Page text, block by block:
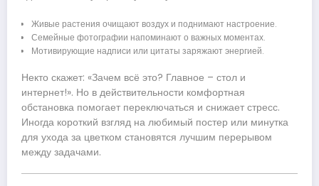
Живые растения очищают воздух и поднимают настроение.
Семейные фотографии напоминают о важных моментах.
Мотивирующие надписи или цитаты заряжают энергией.
Некто скажет: «Зачем всё это? Главное – стол и
интернет!». Но в действительности комфортная
обстановка помогает переключаться и снижает стресс.
Иногда короткий взгляд на любимый постер или минутка
для ухода за цветком становятся лучшим перерывом
между задачами.